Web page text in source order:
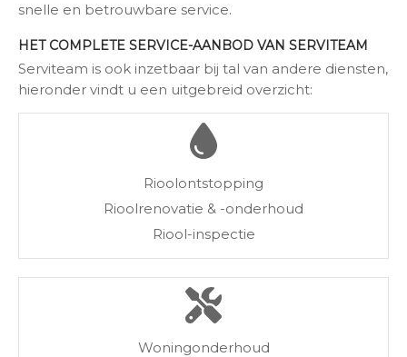
snelle en betrouwbare service.
HET COMPLETE SERVICE-AANBOD VAN SERVITEAM
Serviteam is ook inzetbaar bij tal van andere diensten,
hieronder vindt u een uitgebreid overzicht:
Rioolontstopping
Rioolrenovatie & -onderhoud
Riool-inspectie
Woningonderhoud